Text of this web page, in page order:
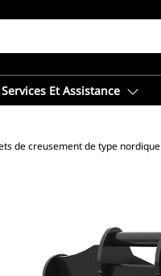
Services Et Assistance
de creusement de type nordique